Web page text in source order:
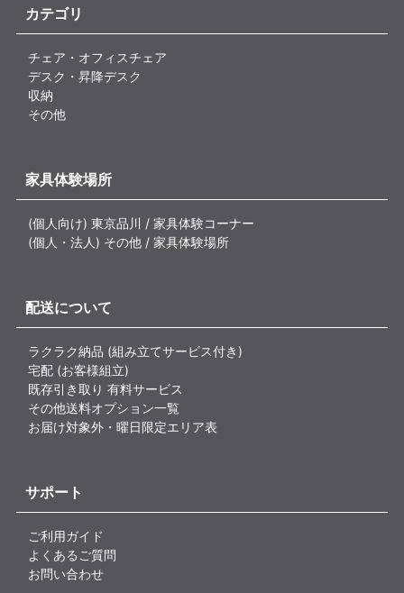
カテゴリ
チェア・オフィスチェア
デスク・昇降デスク
収納
その他
家具体験場所
(個人向け) 東京品川 / 家具体験コーナー
(個人・法人) その他 / 家具体験場所
配送について
ラクラク納品 (組み立てサービス付き)
宅配 (お客様組立)
既存引き取り 有料サービス
その他送料オプション一覧
お届け対象外・曜日限定エリア表
サポート
ご利用ガイド
よくあるご質問
お問い合わせ